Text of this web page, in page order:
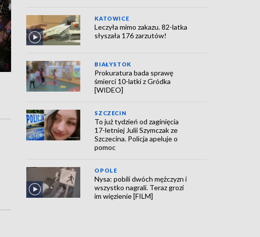
KATOWICE
Leczyła mimo zakazu. 82-latka
słyszała 176 zarzutów!
BIAŁYSTOK
Prokuratura bada sprawę
śmierci 10-latki z Gródka
[WIDEO]
SZCZECIN
To już tydzień od zaginięcia
17-letniej Julii Szymczak ze
Szczecina. Policja apeluje o
pomoc
OPOLE
Nysa: pobili dwóch mężczyzn i
wszystko nagrali. Teraz grozi
im więzienie [FILM]